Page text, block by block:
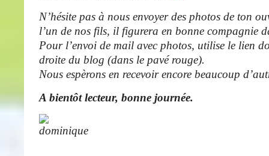
N’hésite pas à nous envoyer des photos de ton
l’un de nos fils, il figurera en bonne compagnie
Pour l’envoi de mail avec photos, utilise le lien
droite du blog (dans le pavé rouge).
Nous espèrons en recevoir encore beaucoup
A bientôt lecteur, bonne journée.